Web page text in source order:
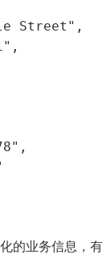
Street" ,
,
,
的业务信息，有